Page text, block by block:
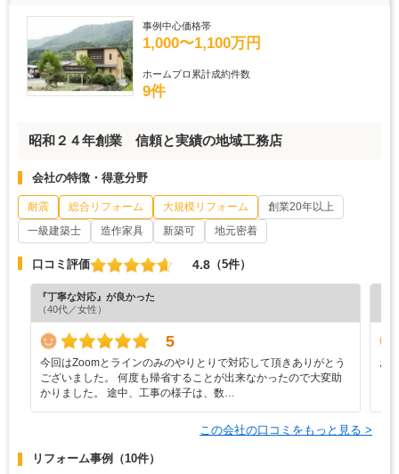
事例中心価格帯
1,000〜1,100万円
ホームプロ累計成約件数
9件
昭和２４年創業 信頼と実績の地域工務店
会社の特徴・得意分野
耐震 総合リフォーム 大規模リフォーム
創業20年以上
一級建築士
造作家具 新築可 地元密着
口コミ評価 4.8 （5件）
『丁寧な対応』が良かった
（40代／女性）
5
今回はZoomとラインのみのやりとりで対応して頂きありがとう
ございました。 何度も帰省することが出来なかったので大変助
かりました。 途中、工事の様子は、数…
お
この会社の口コミをもっと見る >
リフォーム事例 （10件）